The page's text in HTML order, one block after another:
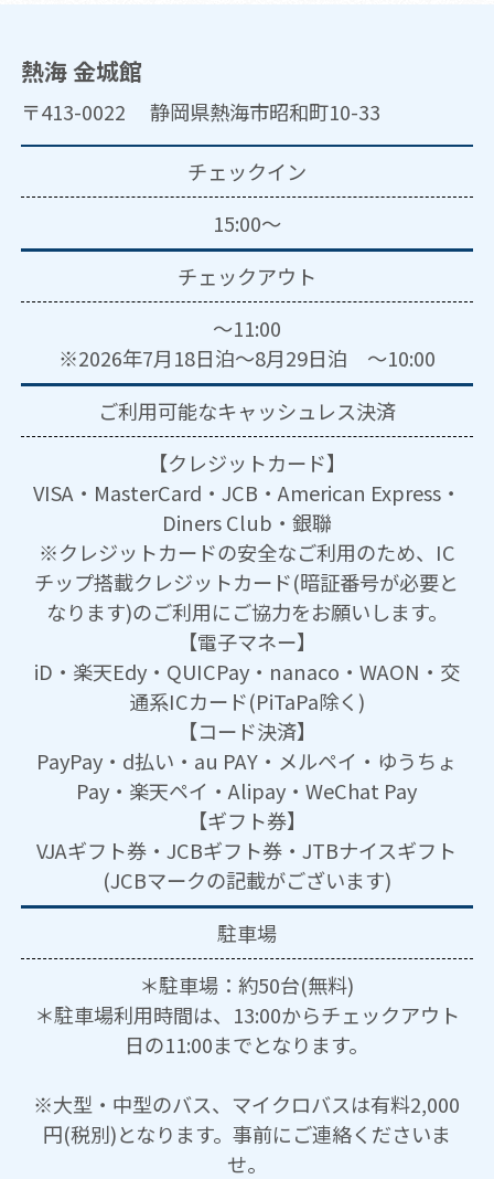
熱海 金城館
〒413-0022 静岡県熱海市昭和町10-33
チェックイン
15:00～
チェックアウト
～11:00
※2026年7月18日泊～8月29日泊 ～10:00
ご利用可能なキャッシュレス決済
【クレジットカード】
VISA・MasterCard・JCB・American Express・
Diners Club・銀聯
※クレジットカードの安全なご利用のため、IC
チップ搭載クレジットカード(暗証番号が必要と
なります)のご利用にご協力をお願いします。
【電子マネー】
iD・楽天Edy・QUICPay・nanaco・WAON・交
通系ICカード(PiTaPa除く)
【コード決済】
PayPay・d払い・au PAY・メルペイ・ゆうちょ
Pay・楽天ペイ・Alipay・WeChat Pay
【ギフト券】
VJAギフト券・JCBギフト券・JTBナイスギフト
(JCBマークの記載がございます)
駐車場
＊駐車場：約50台(無料)
＊駐車場利用時間は、13:00からチェックアウト
日の11:00までとなります。
※大型・中型のバス、マイクロバスは有料2,000
円(税別)となります。事前にご連絡くださいま
せ。